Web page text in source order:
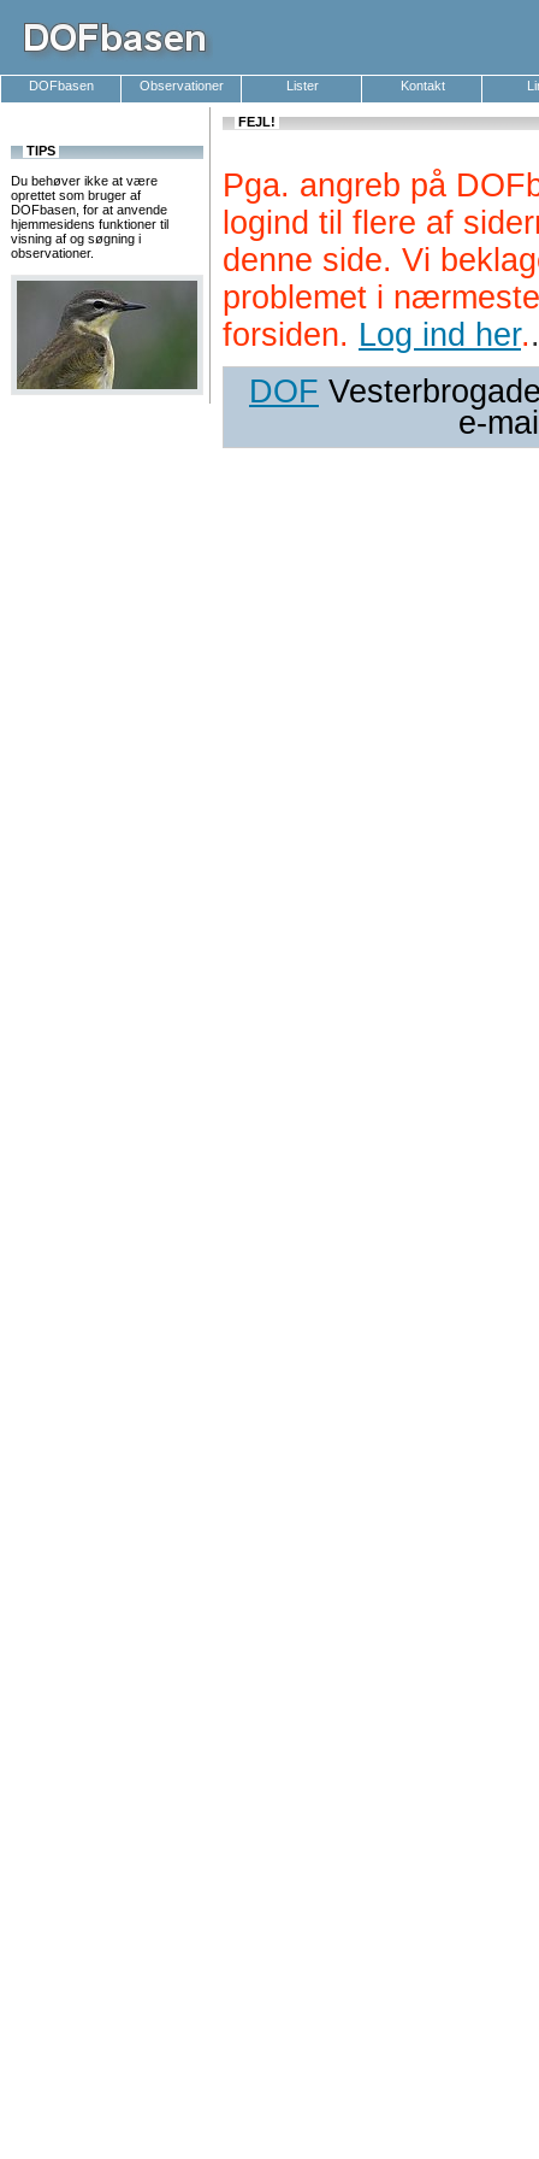
DOFbasen Observationer Lister Kontakt
TIPS
Du behøver ikke at være
oprettet som bruger af
DOFbasen, for at anvende
hjemmesidens funktioner til
visning af og søgning i
observationer.
FEJL!
Pga. angreb på
logind til flere af
denne side. Vi
problemet i
forsiden. Log ind her..
DOF
e-